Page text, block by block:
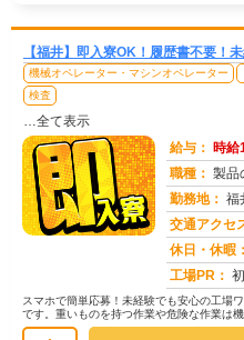
【福井】即入寮OK！履歴書不要！
機械オペレーター・マシンオペレーター
検査
…全て表示
給与： 時給
職種： 製品
勤務地： 福
交通アクセ
休日・休暇：
工場PR： 初め
スマホで簡単応募！未経験でも安心の工
です。重いものを持つ作業や危険な作業は
体的には、機械に材料をセットしてボ...